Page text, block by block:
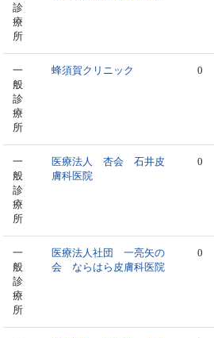
診
療
所
一
般
診
療
所
蜂須賀クリニック 0
一
般
診
療
所
医療法人 杏会 石井皮
膚科医院
0
一
般
診
療
所
医療法人社団 一亮矢の
会 ならはら皮膚科医院
0